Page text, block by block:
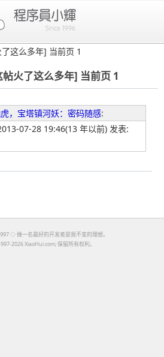
这么多年] 当前页 1
火了这么多年] 当前页 1
，宝塔镇河妖：密码随感:
07-28 19:46(13 年以前) 发表:
◇ 做一名最好的开发者是我不变的理想。
2026 XiaoHui.com; 保留所有权利。